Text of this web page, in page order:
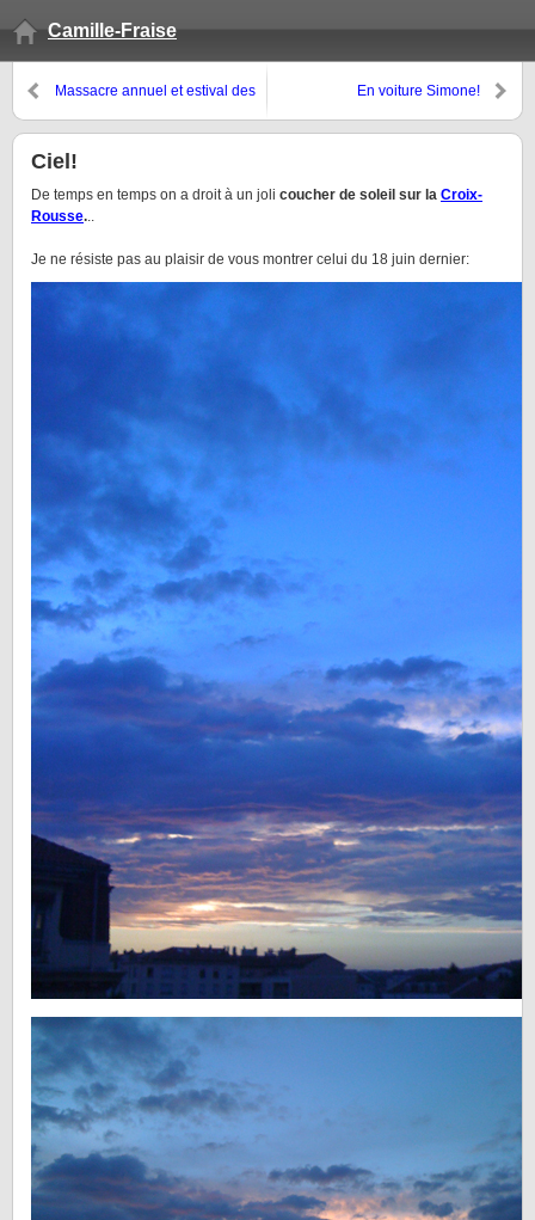
Camille-Fraise
Massacre annuel et estival des
En voiture Simone!
Ciel!
De temps en temps on a droit à un joli coucher de soleil sur la Croix-
Rousse...
Je ne résiste pas au plaisir de vous montrer celui du 18 juin dernier: